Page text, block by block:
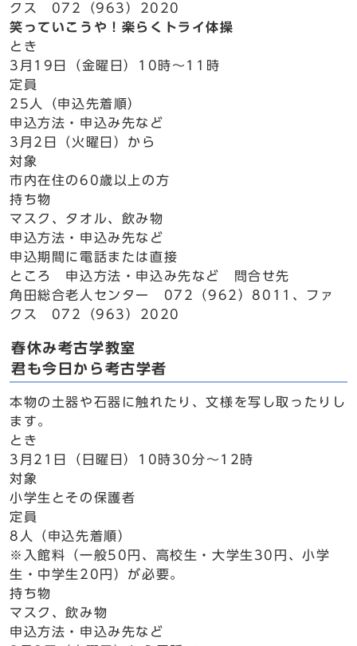
クス 072（963）2020
笑っていこうや！楽らくトライ体操
とき
3月19日（金曜日）10時～11時
定員
25人（申込先着順）
申込方法・申込み先など
3月2日（火曜日）から
対象
市内在住の60歳以上の方
持ち物
マスク、タオル、飲み物
申込方法・申込み先など
申込期間に電話または直接
ところ 申込方法・申込み先など 問合せ先
角田総合老人センター 072（962）8011、ファ
クス 072（963）2020
春休み考古学教室
君も今日から考古学者
本物の土器や石器に触れたり、文様を写し取ったりし
ます。
とき
3月21日（日曜日）10時30分～12時
対象
小学生とその保護者
定員
8人（申込先着順）
※入館料（一般50円、高校生・大学生30円、小学
生・中学生20円）が必要。
持ち物
マスク、飲み物
申込方法・申込み先など